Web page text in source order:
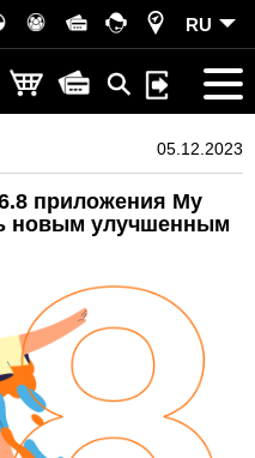
RU
05.12.2023
приложения My
новым улучшенным